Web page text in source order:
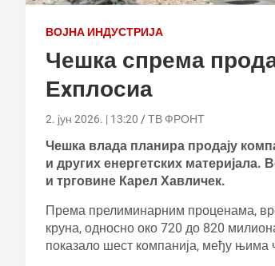
ВОЈНА ИНДУСТРИЈА
Чешка спрема
Еxплосиа
2. јун 2026. | 13:20 ТВ ФРОНТ
Чешка влада планира продају
и других енергетских материјала.
и трговине Карел Хавличек.
Према прелиминарним проценама,
круна, односно око 720 до 820
показало шест компанија, међу